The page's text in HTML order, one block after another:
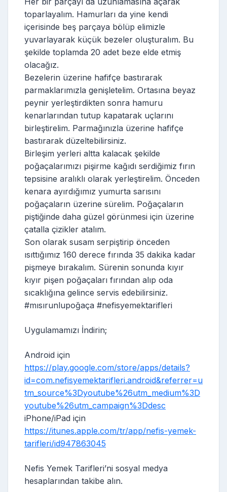
toparlayalım. Hamurları da yine kendi
içerisinde beş parçaya bölüp elimizle
yuvarlayarak küçük bezeler oluşturalım. Bu
şekilde toplamda 20 adet beze elde etmiş
olacağız.
Bezelerin üzerine hafifçe bastırarak
parmaklarımızla genişletelim. Ortasına beyaz
peynir yerleştirdikten sonra hamuru
kenarlarından tutup kapatarak uçlarını
birleştirelim. Parmağınızla üzerine hafifçe
bastırarak düzeltebilirsiniz.
Birleşim yerleri altta kalacak şekilde
poğaçalarımızı pişirme kağıdı serdiğimiz fırın
tepsisine aralıklı olarak yerleştirelim. Önceden
kenara ayırdığımız yumurta sarısını
poğaçaların üzerine sürelim. Poğaçaların
piştiğinde daha güzel görünmesi için üzerine
çatalla çizikler atalım.
Son olarak susam serpiştirip önceden
ısıttığımız 160 derece fırında 35 dakika kadar
pişmeye bırakalım. Sürenin sonunda kıyır
kıyır pişen poğaçaları fırından alıp oda
sıcaklığına gelince servis edebilirsiniz.
#mısırunlupoğaça #nefisyemektarifleri
Uygulamamızı İndirin;
Android için
https://play.google.com/store/apps/details?
id=com.nefisyemektarifleri.android&referrer=u
tm_source%3Dyoutube%26utm_medium%3D
youtube%26utm_campaign%3Ddesc
iPhone/iPad için
https://itunes.apple.com/tr/app/nefis-yemek-
tarifleri/id947863045
Nefis Yemek Tarifleri’ni sosyal medya
hesaplarından takibe alın.